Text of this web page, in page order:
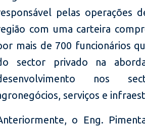
pelas operações
com uma carteira
mais de 700 funcionários
sector privado na
nos
serviços e
o Eng.